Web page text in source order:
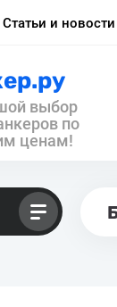
Статьи и новости
выбор
по
ценам!